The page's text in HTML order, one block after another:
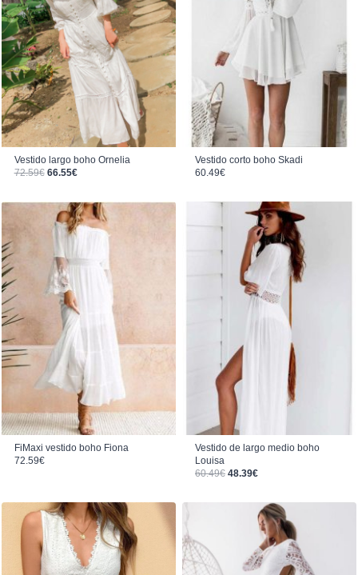
Vestido largo boho Ornelia
72.59€ El precio original era: 72.59€.
66.55€El precio actual es: 66.55€.
Vestido corto boho Skadi
60.49€
FiMaxi vestido boho Fiona
72.59€
Vestido de largo medio boho
Louisa
60.49€ El precio original era: 60.49€.
48.39€El precio actual es: 48.39€.